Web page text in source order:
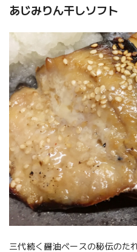
あじみりん干しソフト
三代続く醤油ベースの秘伝のた